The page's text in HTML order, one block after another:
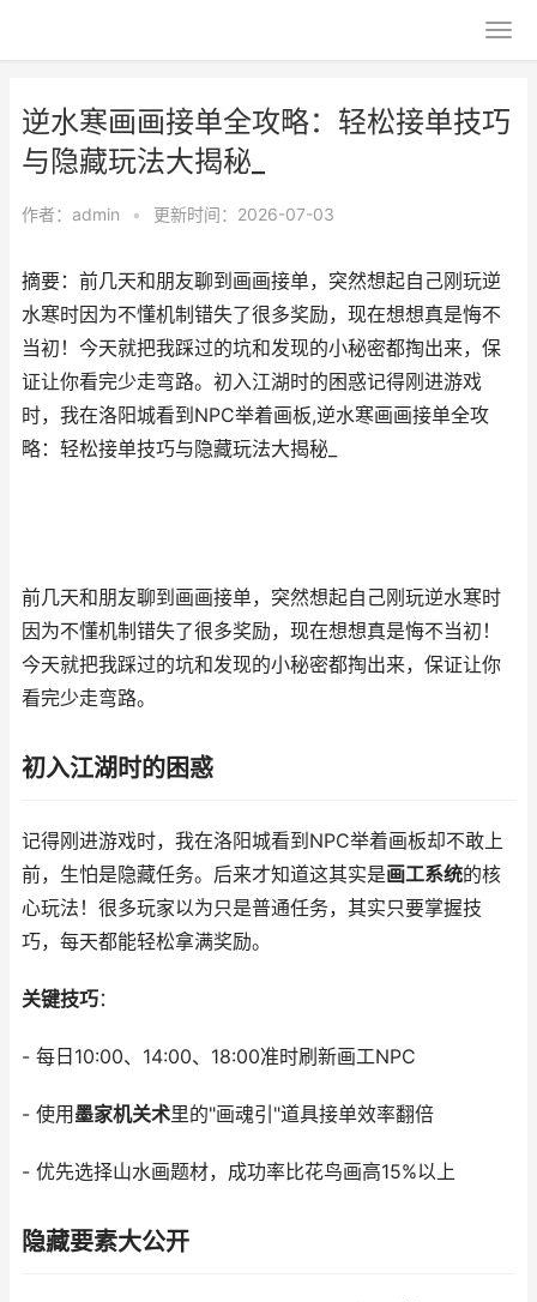
逆水寒画画接单全攻略：轻松接单技巧
与隐藏玩法大揭秘_
作者： admin • 更新时间：2026-07-03
摘要：前几天和朋友聊到画画接单，突然想起自己刚玩逆
水寒时因为不懂机制错失了很多奖励，现在想想真是悔不
当初！今天就把我踩过的坑和发现的小秘密都掏出来，保
证让你看完少走弯路。初入江湖时的困惑记得刚进游戏
时，我在洛阳城看到NPC举着画板,逆水寒画画接单全攻
略：轻松接单技巧与隐藏玩法大揭秘_
前几天和朋友聊到画画接单，突然想起自己刚玩逆水寒时
因为不懂机制错失了很多奖励，现在想想真是悔不当初！
今天就把我踩过的坑和发现的小秘密都掏出来，保证让你
看完少走弯路。
初入江湖时的困惑
记得刚进游戏时，我在洛阳城看到NPC举着画板却不敢上
前，生怕是隐藏任务。后来才知道这其实是画工系统的核
心玩法！很多玩家以为只是普通任务，其实只要掌握技
巧，每天都能轻松拿满奖励。
关键技巧：
- 每日10:00、14:00、18:00准时刷新画工NPC
- 使用 墨家机关术里的"画魂引"道具接单效率翻倍
- 优先选择山水画题材，成功率比花鸟画高15%以上
隐藏要素大公开